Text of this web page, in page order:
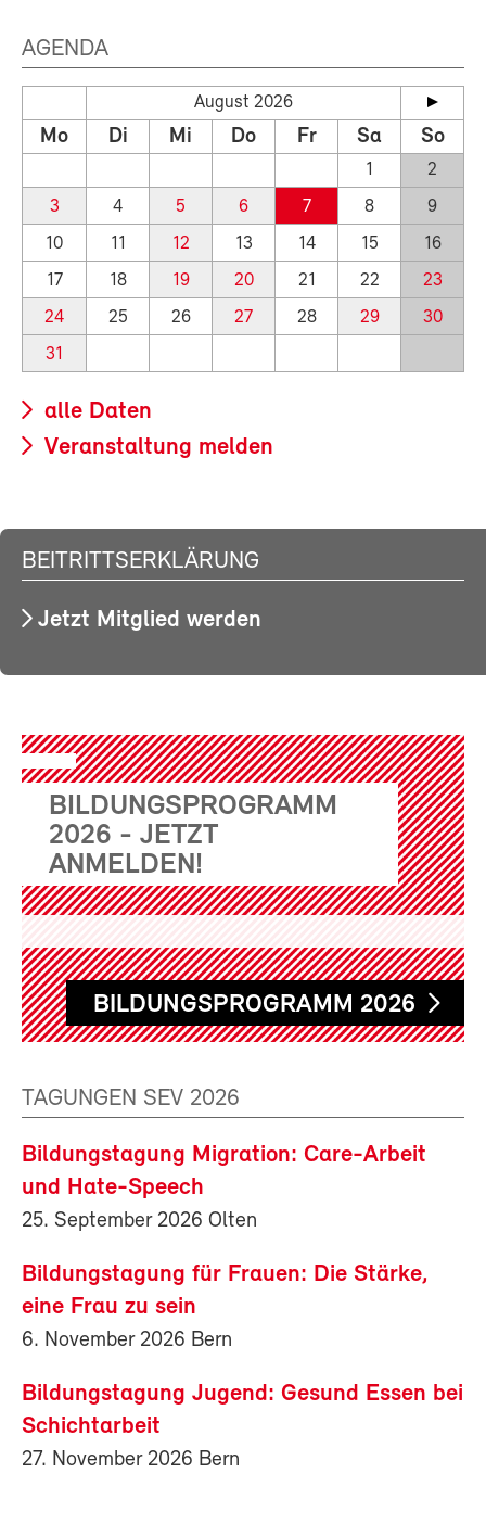
AGENDA
August 2026
Mo Di Mi Do Fr Sa So
1
2
3
4 5 6 7 8
9
10
11 12 13 14 15
16
17
18 19 20 21 22
23
24
25 26 27 28 29
30
31
alle Daten
Veranstaltung melden
BEITRITTSERKLÄRUNG
Jetzt Mitglied werden
BILDUNGSPROGRAMM
2026 - JETZT
ANMELDEN!
BILDUNGSPROGRAMM 2026
TAGUNGEN SEV 2026
Bildungstagung Migration: Care-Arbeit
und Hate-Speech
25. September 2026 Olten
Bildungstagung für Frauen: Die Stärke,
eine Frau zu sein
6. November 2026 Bern
Bildungstagung Jugend: Gesund Essen bei
Schichtarbeit
27. November 2026 Bern